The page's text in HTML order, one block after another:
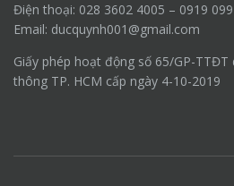
Điện thoại: 028 3602 4005 – 0919
Email: ducquynh001@gmail.com
Giấy phép hoạt động số 65/GP-
thông TP. HCM cấp ngày 4-10-2019